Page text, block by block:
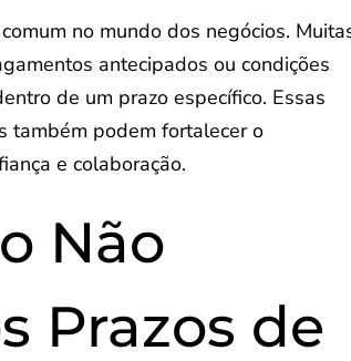
no mundo dos negócios.
antecipados ou condições
de um prazo específico. Essas
também podem fortalecer o
e colaboração.
Não
Prazos de